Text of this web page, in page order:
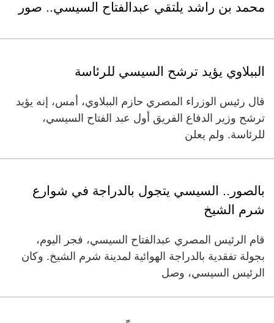
محمد بن راشد يلتقي عبدالفتاح السيسي.. صور
الببلاوي يؤيد ترشح السيسي للرئاسة
قال رئيس الوزراء المصري حازم الببلاوي، أمس، إنه يؤيد
ترشح وزير الدفاع الفريق أول عبد الفتاح السيسي،
للرئاسة. ولم يعلن
بالصور.. السيسي يتجول بالدراجة في شوارع
شرم الشيخ
قام الرئيس المصري عبدالفتاح السيسي، فجر اليوم،
بجولة تفقدية بالدراجة الهوائية لمدينة شرم الشيخ. وكان
الرئيس السيسي، وصل